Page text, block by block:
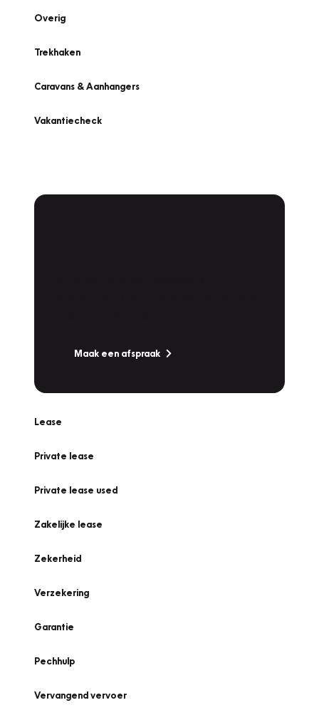
Overig
Trekhaken
Caravans & Aanhangers
Vakantiecheck
Maak een afspraak
Lease
Private lease
Private lease used
Zakelijke lease
Zekerheid
Verzekering
Garantie
Pechhulp
Vervangend vervoer